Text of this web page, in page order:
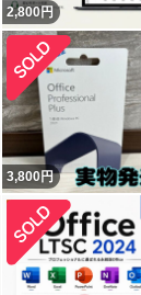
2,800円
3,800円